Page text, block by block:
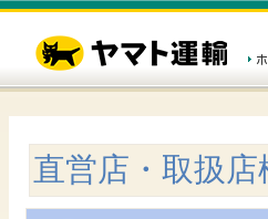
直営店・取扱店